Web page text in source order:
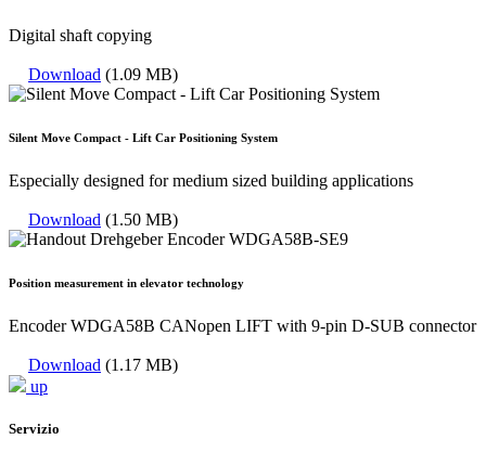
Digital shaft copying
Download (1.09 MB)
Silent Move Compact - Lift Car Positioning System
Especially designed for medium sized building applications
Download (1.50 MB)
Position measurement in elevator technology
Encoder WDGA58B CANopen LIFT with 9-pin D-SUB connector
Download (1.17 MB)
up
Servizio